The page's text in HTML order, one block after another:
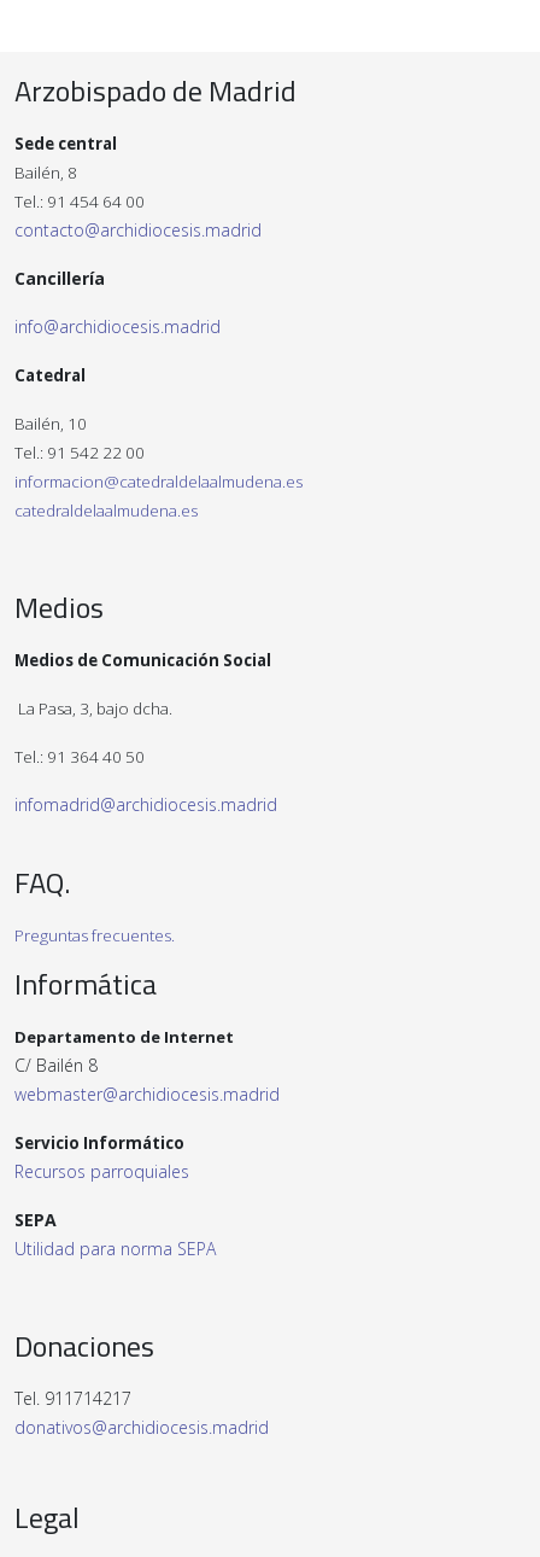
Arzobispado de Madrid
Sede central
Bailén, 8
Tel.: 91 454 64 00
contacto@archidiocesis.madrid
Cancillería
info@archidiocesis.madrid
Catedral
Bailén, 10
Tel.: 91 542 22 00
informacion@catedraldelaalmudena.es
catedraldelaalmudena.es
Medios
Medios de Comunicación Social
La Pasa, 3, bajo dcha.
Tel.: 91 364 40 50
infomadrid@archidiocesis.madrid
FAQ.
Preguntas frecuentes.
Informática
Departamento de Internet
C/ Bailén 8
webmaster@archidiocesis.madrid
Servicio Informático
Recursos parroquiales
SEPA
Utilidad para norma SEPA
Donaciones
Tel. 911714217
donativos@archidiocesis.madrid
Legal